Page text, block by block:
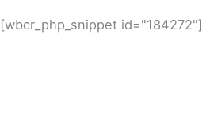
[wbcr_php_snippet id="184272"]